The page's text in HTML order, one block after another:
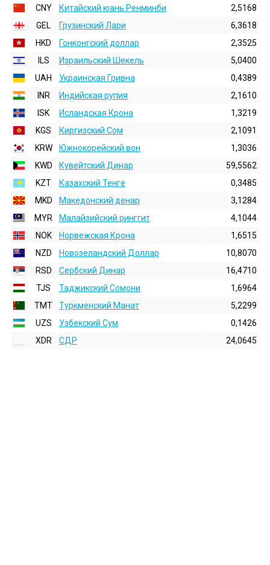
CNY
Китайский юань Ренминби
2,5168
GEL
Грузинский Лари
6,3618
HKD
Гонконгский доллаp
2,3525
ILS
Израильский Шекель
5,0400
UAH
Украинская Гривна
0,4389
INR
Индийская pупия
2,1610
ISK
Исландская Крона
1,3219
KGS
Киргизский Сом
2,1091
KRW
Южнокорейский вон
1,3036
KWD
Кувейтский Динар
59,5562
KZT
Казахский Тенге
0,3485
MKD
Македонский денар
3,1284
MYR
Малайзийский ринггит
4,1044
NOK
Норвежская Крона
1,6515
NZD
Новозеландский Доллар
10,8070
RSD
Сербский Динар
16,4710
TJS
Таджикский Сомони
1,6964
TMT
Туркменский Манат
5,2299
UZS
Узбекский Сум
0,1426
XDR
СДР 24,0645